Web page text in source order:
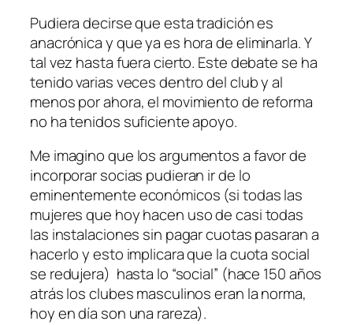
Pudiera decirse que esta tradición es
anacrónica y que ya es hora de eliminarla. Y
tal vez hasta fuera cierto. Este debate se ha
tenido varias veces dentro del club y al
menos por ahora, el movimiento de reforma
no ha tenidos suficiente apoyo.
Me imagino que los argumentos a favor de
incorporar socias pudieran ir de lo
eminentemente económicos (si todas las
mujeres que hoy hacen uso de casi todas
las instalaciones sin pagar cuotas pasaran a
hacerlo y esto implicara que la cuota social
se redujera) hasta lo “social” (hace 150 años
atrás los clubes masculinos eran la norma,
hoy en día son una rareza).